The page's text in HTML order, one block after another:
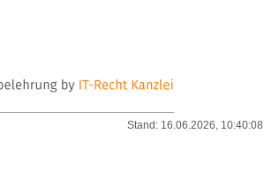
Stand: 16.06.2026, 10:40:08